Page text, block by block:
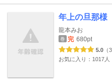
年上の旦那様
龍本みお
巻 完 680pt
5.0 （
お気に入り：1017人